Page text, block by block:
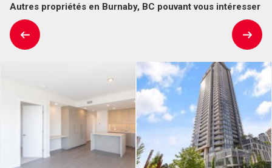
Autres propriétés en Burnaby, BC pouvant vous intéresser